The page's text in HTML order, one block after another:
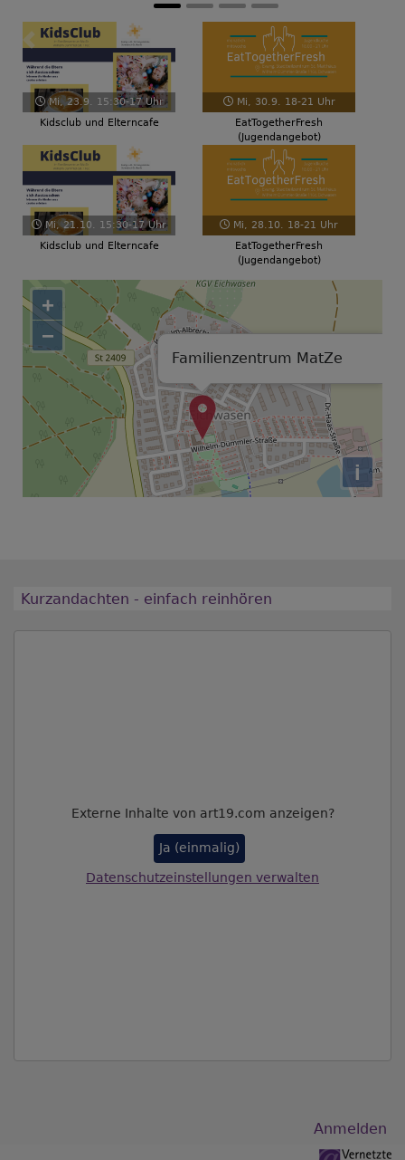
Mi, 23.9. 15:30-17 Uhr
Kidsclub und Elterncafe
Mi, 30.9. 18-21 Uhr
EatTogetherFresh
(Jugendangebot)
Mi, 21.10. 15:30-17 Uhr
Kidsclub und Elterncafe
Mi, 28.10. 18-21 Uhr
EatTogetherFresh
(Jugendangebot)
Zurück
Familienzentrum MatZe
+
−
i
Kurzandachten - einfach reinhören
Externe Inhalte von art19.com anzeigen?
Ja (einmalig)
Datenschutzeinstellungen verwalten
Anmelden